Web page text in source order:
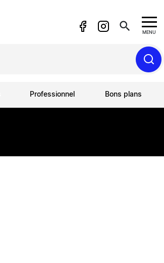
search MENU
Professionnel Bons plans